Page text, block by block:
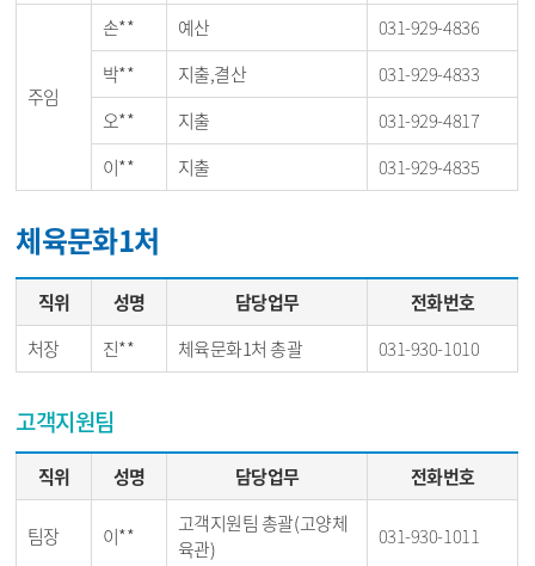
주임
손** 예산
031-929-4836
박**
지출,결산
031-929-4833
오**
지출
031-929-4817
이**
지출 031-929-4835
체육문화1처
직위 성명 담당업무
전화번호
처장
진** 체육문화1처 총괄 031-930-1010
고객지원팀
직위 성명 담당업무 전화번호
팀장 이**
고객지원팀 총괄(고양체
육관)
031-930-1011